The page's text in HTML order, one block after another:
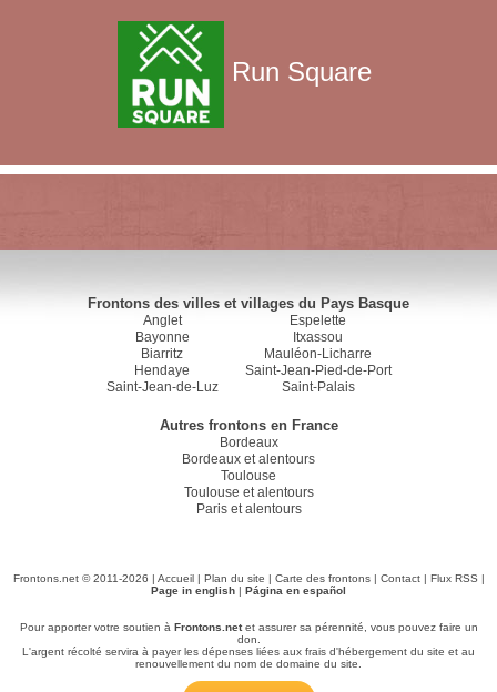
Run Square
Frontons des villes et villages du Pays Basque
Anglet
Bayonne
Biarritz
Hendaye
Saint-Jean-de-Luz
Espelette
Itxassou
Mauléon-Licharre
Saint-Jean-Pied-de-Port
Saint-Palais
Autres frontons en France
Bordeaux
Bordeaux et alentours
Toulouse
Toulouse et alentours
Paris et alentours
Frontons.net © 2011-2026 | Accueil| Plan du site | Carte des frontons| Contact| Flux RSS |
Page in english | Página en español
Pour apporter votre soutien à Frontons.netet assurer sa pérennité, vous pouvez faire un
don.
L'argent récolté servira à payer les dépenses liées aux frais d'hébergement du site et au
renouvellement du nom de domaine du site.